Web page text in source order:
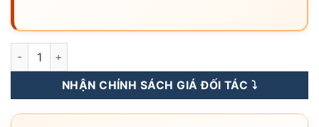
8.0 TP2 - Inverter Hybrid Sigenergy 8KW 3 Pha số lượng
NHẬN CHÍNH SÁCH GIÁ ĐỐI TÁC ⤵️